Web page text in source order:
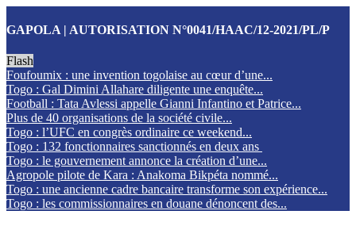
GAPOLA | AUTORISATION N°0041/HAAC/12-2021/PL/P
Flash
Foufoumix : une invention togolaise au cœur d’une...
Togo : Gal Dimini Allahare diligente une enquête...
Football : Tata Avlessi appelle Gianni Infantino et Patrice...
Plus de 40 organisations de la société civile...
Togo : l’UFC en congrès ordinaire ce weekend...
Togo : 132 fonctionnaires sanctionnés en deux ans
Togo : le gouvernement annonce la création d’une...
Agropole pilote de Kara : Anakoma Bikpéta nommé...
Togo : une ancienne cadre bancaire transforme son expérience...
Togo : les commissionnaires en douane dénoncent des...